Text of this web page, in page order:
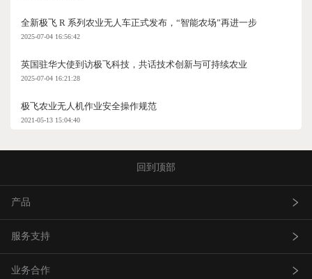
全新极飞 R 系列农业无人车正式发布，“智能农场”再进一步
2025-07-04 16:56:42
英国驻华大使到访极飞科技，共话技术创新与可持续农业
2025-07-04 16:21:28
极飞农业无人机作业安全操作规范
2021-05-13 15:04:40
回到顶部
产品
农业无人飞机
农业无人车
服务支持
极飞服务
业务合作